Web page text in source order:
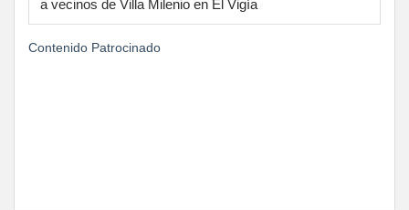
a vecinos de Villa Milenio en El Vigía
Contenido Patrocinado